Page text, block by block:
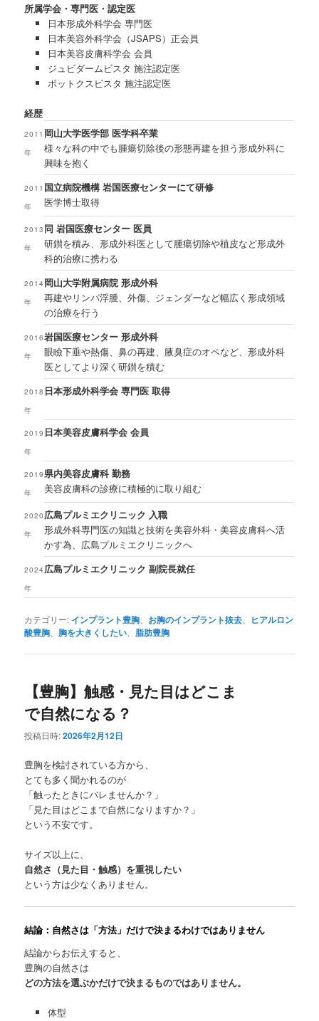
所属学会・専門医・認定医
日本形成外科学会 専門医
日本美容外科学会（JSAPS）正会員
日本美容皮膚科学会 会員
ジュビダームビスタ 施注認定医
ボットクスビスタ 施注認定医
経歴
2011
年
岡山大学医学部 医学科卒業
様々な科の中でも腫瘍切除後の形態再建を担う形成外科に
興味を抱く
2011
年
国立病院機構 岩国医療センターにて研修
医学博士取得
2013
年
同 岩国医療センター 医員
研鑚を積み、形成外科医として腫瘍切除や植皮など形成外
科的治療に携わる
2014
年
岡山大学附属病院 形成外科
再建やリンパ浮腫、外傷、ジェンダーなど幅広く形成領域
の治療を行う
2016
年
岩国医療センター 形成外科
眼瞼下垂や熱傷、鼻の再建、腋臭症のオペなど、形成外科
医としてより深く研鑚を積む
2018
年
日本形成外科学会 専門医 取得
2019
年
日本美容皮膚科学会 会員
2019
年
県内美容皮膚科 勤務
美容皮膚科の診療に積極的に取り組む
2020
年
広島プルミエクリニック 入職
形成外科専門医の知識と技術を美容外科・美容皮膚科へ活
かす為、広島プルミエクリニックへ
2024
年
広島プルミエクリニック 副院長就任
カテゴリー: インプラント豊胸 お胸のインプラント抜去
ヒアルロン
酸豊胸
胸を大きくしたい 脂肪豊胸
【豊胸】触感・見た目はどこま
で自然になる？
投稿日時:2026年2月12日
豊胸を検討されている方から、
とても多く聞かれるのが
「触ったときにバレませんか？」
「見た目はどこまで自然になりますか？」
という不安です。
サイズ以上に、
自然さ（見た目・触感）を重視したい
という方は少なくありません。
結論：自然さは「方法」だけで決まるわけではありません
結論からお伝えすると、
豊胸の自然さは
どの方法を選ぶかだけで決まるものではありません。
体型